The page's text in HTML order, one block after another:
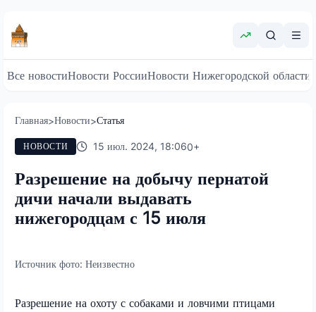
Все новостиНовости РоссииНовости Нижегородской области
Главная>Новости>Статья
НОВОСТИ 15 июл. 2024, 18:060+
Разрешение на добычу пернатой
дичи начали выдавать
нижегородцам с 15 июля
Источник фото: Неизвестно
Разрешение на охоту с собаками и ловчими птицами